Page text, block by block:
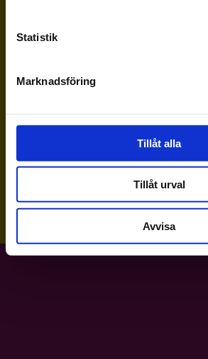
Statistik
Marknadsföring
Tillåt alla
Tillåt urval
Avvisa
samma
ha utfört ett
egen examen